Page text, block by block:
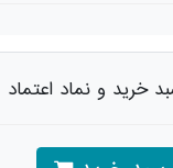
خرید و نماد اعتماد